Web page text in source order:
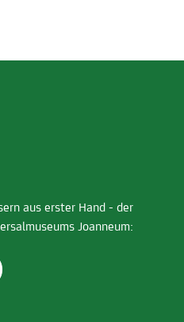
aus erster Hand - der
Joanneum: